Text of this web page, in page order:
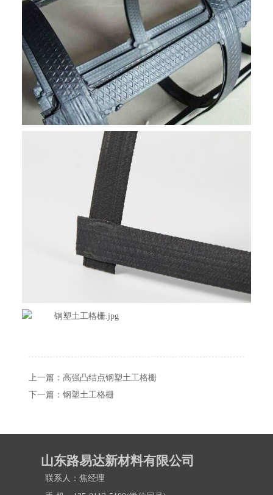
上一篇： 高强凸结点钢塑土工格栅
下一篇：钢塑土工格栅
山东路易达新材料有限公司
联系人：焦经理